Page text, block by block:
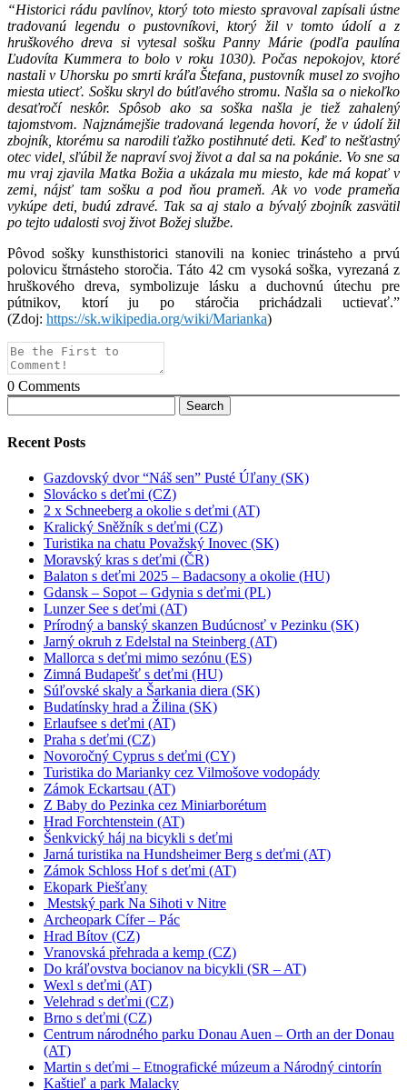
“Historici rádu pavlínov, ktorý toto miesto spravoval zapísali ústne
tradovanú legendu o pustovníkovi, ktorý žil v tomto údolí a z
hruškového dreva si vytesal sošku Panny Márie (podľa paulína
Ľudovíta Kummera to bolo v roku 1030). Počas nepokojov, ktoré
nastali v Uhorsku po smrti kráľa Štefana, pustovník musel zo svojho
miesta utiecť. Sošku skryl do bútľavého stromu. Našla sa o niekoľko
desaťročí neskôr. Spôsob ako sa soška našla je tiež zahalený
tajomstvom. Najznámejšie tradovaná legenda hovorí, že v údolí žil
zbojník, ktorému sa narodili ťažko postihnuté deti. Keď to nešťastný
otec videl, sľúbil že napraví svoj život a dal sa na pokánie. Vo sne sa
mu vraj zjavila Matka Božia a ukázala mu miesto, kde má kopať v
zemi, nájsť tam sošku a pod ňou prameň. Ak vo vode prameňa
vykúpe deti, budú zdravé. Tak sa aj stalo a bývalý zbojník zasvätil
po tejto udalosti svoj život Božej službe.
Pôvod sošky kunsthistorici stanovili na koniec trinásteho a prvú
polovicu štrnásteho storočia. Táto 42 cm vysoká soška, vyrezaná z
hruškového dreva, symbolizuje lásku a duchovnú útechu pre
pútnikov, ktorí ju po stáročia prichádzali uctievať.”
(Zdoj: https://sk.wikipedia.org/wiki/Marianka)
0 Comments
for:
Recent Posts
Gazdovský dvor “Náš sen” Pusté Úľany (SK)
Slovácko s deťmi (CZ)
2 x Schneeberg a okolie s deťmi (AT)
Kralický Sněžník s deťmi (CZ)
Turistika na chatu Považský Inovec (SK)
Moravský kras s deťmi (ČR)
Balaton s deťmi 2025 – Badacsony a okolie (HU)
Gdansk – Sopot – Gdynia s deťmi (PL)
Lunzer See s deťmi (AT)
Prírodný a banský skanzen Budúcnosť v Pezinku (SK)
Jarný okruh z Edelstal na Steinberg (AT)
Mallorca s deťmi mimo sezónu (ES)
Zimná Budapešť s deťmi (HU)
Súľovské skaly a Šarkania diera (SK)
Budatínsky hrad a Žilina (SK)
Erlaufsee s deťmi (AT)
Praha s deťmi (CZ)
Novoročný Cyprus s deťmi (CY)
Turistika do Marianky cez Vilmošove vodopády
Zámok Eckartsau (AT)
Z Baby do Pezinka cez Miniarborétum
Hrad Forchtenstein (AT)
Šenkvický háj na bicykli s deťmi
Jarná turistika na Hundsheimer Berg s deťmi (AT)
Zámok Schloss Hof s deťmi (AT)
Ekopark Piešťany
Mestský park Na Sihoti v Nitre
Archeopark Cífer – Pác
Hrad Bítov (CZ)
Vranovská přehrada a kemp (CZ)
Do kráľovstva bocianov na bicykli (SR – AT)
Wexl s deťmi (AT)
Velehrad s deťmi (CZ)
Brno s deťmi (CZ)
Centrum národného parku Donau Auen – Orth an der Donau
(AT)
Martin s deťmi – Etnografické múzeum a Národný cintorín
Kaštieľ a park Malacky